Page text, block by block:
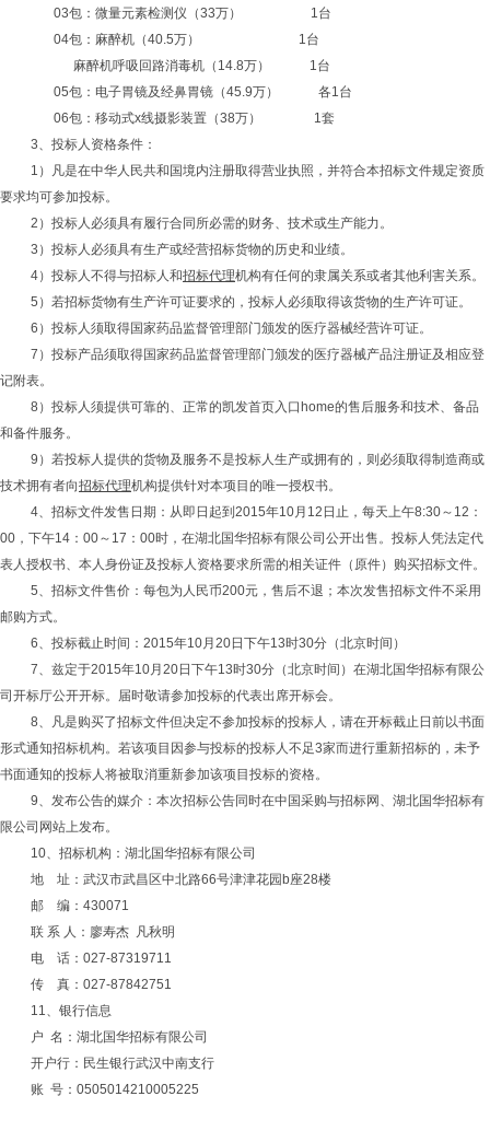
03包：微量元素检测仪（33万） 1台
04包：麻醉机（40.5万） 1台
麻醉机呼吸回路消毒机（14.8万） 1台
05包：电子胃镜及经鼻胃镜（45.9万） 各1台
06包：移动式x线摄影装置（38万） 1套
3、投标人资格条件：
1）凡是在中华人民共和国境内注册取得营业执照，并符合本招标文件规定资质
要求均可参加投标。
2）投标人必须具有履行合同所必需的财务、技术或生产能力。
3）投标人必须具有生产或经营招标货物的历史和业绩。
4）投标人不得与招标人和招标代理机构有任何的隶属关系或者其他利害关系。
5）若招标货物有生产许可证要求的，投标人必须取得该货物的生产许可证。
6）投标人须取得国家药品监督管理部门颁发的医疗器械经营许可证。
7）投标产品须取得国家药品监督管理部门颁发的医疗器械产品注册证及相应登
记附表。
8）投标人须提供可靠的、正常的凯发首页入口home的售后服务和技术、备品
和备件服务。
9）若投标人提供的货物及服务不是投标人生产或拥有的，则必须取得制造商或
技术拥有者向招标代理机构提供针对本项目的唯一授权书。
4、招标文件发售日期：从即日起到2015年10月12日止，每天上午8:30～12：
00 ，下午14 ： 00～17： 00时，在湖北国华招标有限公司公开出售。投标人凭法定代
表人授权书、本人身份证及投标人资格要求所需的相关证件（原件）购买招标文件。
5、招标文件售价：每包为人民币200元，售后不退；本次发售招标文件不采用
邮购方式。
6、投标截止时间：2015年10月20日下午13时30分（北京时间）
7、兹定于2015年10月20日下午13时30分（北京时间）在湖北国华招标有限公
司开标厅公开开标。届时敬请参加投标的代表出席开标会。
8、凡是购买了招标文件但决定不参加投标的投标人，请在开标截止日前以书面
形式通知招标机构。若该项目因参与投标的投标人不足3家而进行重新招标的，未予
书面通知的投标人将被取消重新参加该项目投标的资格。
9、发布公告的媒介：本次招标公告同时在中国采购与招标网、湖北国华招标有
限公司网站上发布。
10、招标机构：湖北国华招标有限公司
地
址：武汉市武昌区中北路66号津津花园 b座28楼
邮
编： 430071
联 系 人：廖寿杰 凡秋明
电
话： 027-87319711
传
真： 027-87842751
11、银行信息
户 名：湖北国华招标有限公司
开户行：民生银行武汉中南支行
账 号：0505014210005225